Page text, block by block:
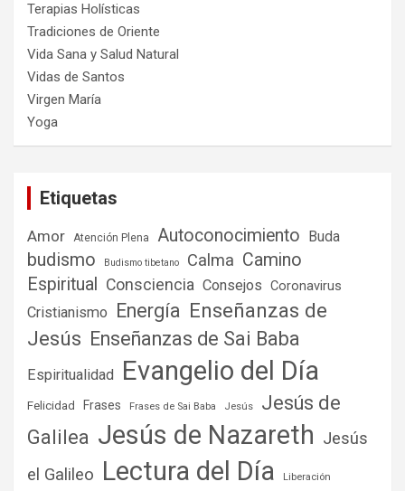
Terapias Holísticas
Tradiciones de Oriente
Vida Sana y Salud Natural
Vidas de Santos
Virgen María
Yoga
Etiquetas
Amor Atención Plena Autoconocimiento Buda
budismo Budismo tibetano Calma Camino
Espiritual
Consciencia Consejos Coronavirus
Cristianismo Energía Enseñanzas de
Jesús Enseñanzas de Sai Baba
Espiritualidad Evangelio del Día
Felicidad Frases Frases de Sai Baba Jesús
Jesús de
Galilea Jesús de Nazareth Jesús
el Galileo Lectura del Día Liberación